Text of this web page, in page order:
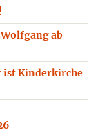
ab
ist Kinderkirche